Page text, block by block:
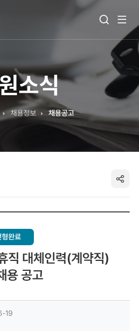
열
기
메
보
소식
채용정보 채용공고
공
형완료
대체인력(계약직)
용 공고
19